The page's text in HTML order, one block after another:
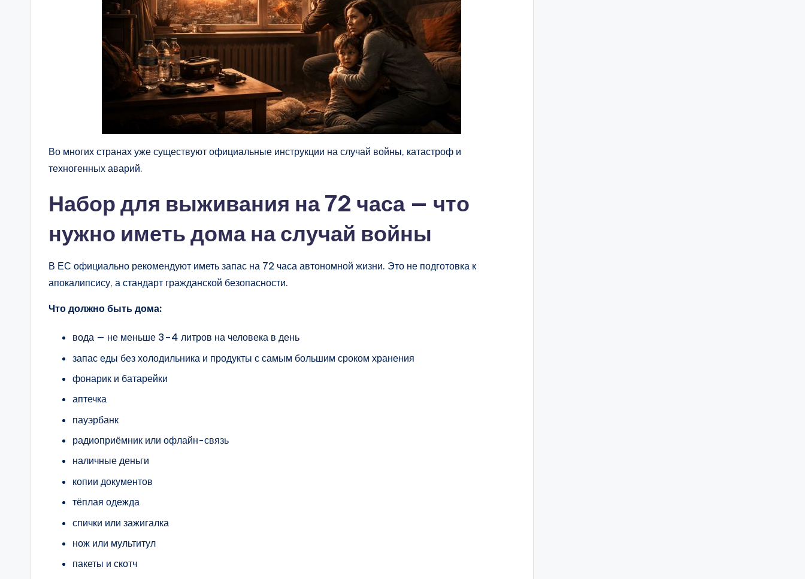
Во многих странах уже существуют официальные инструкции на случай войны, катастроф и
техногенных аварий.
Набор для выживания на 72 часа — что
нужно иметь дома на случай войны
В ЕС официально рекомендуют иметь запас на 72 часа автономной жизни. Это не подготовка к
апокалипсису, а стандарт гражданской безопасности.
Что должно быть дома:
вода — не меньше 3–4 литров на человека в день
запас еды без холодильника и продукты с самым большим сроком хранения
фонарик и батарейки
аптечка
пауэрбанк
радиоприёмник или офлайн-связь
наличные деньги
копии документов
тёплая одежда
спички или зажигалка
нож или мультитул
пакеты и скотч